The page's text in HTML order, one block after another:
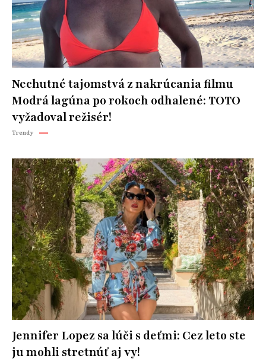
Nechutné tajomstvá z nakrúcania filmu
Modrá lagúna po rokoch odhalené: TOTO
vyžadoval režisér!
Trendy
Jennifer Lopez sa lúči s deťmi: Cez leto ste
ju mohli stretnúť aj vy!